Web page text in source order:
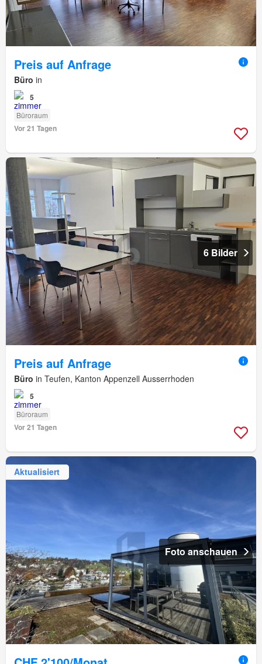
Preis auf Anfrage
Büro in
5
Büroraum
Vor 21 Tagen
6 Bilder
Preis auf Anfrage
Büro in Teufen, Kanton Appenzell Ausserrhoden
5
Büroraum
Vor 21 Tagen
Aktualisiert
Foto anschauen